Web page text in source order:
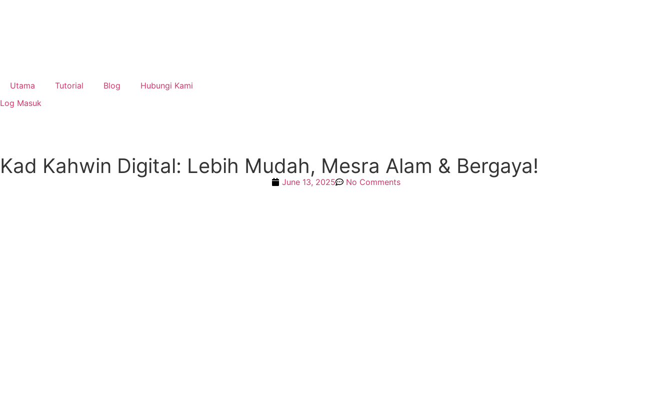
Utama Tutorial Blog
Hubungi Kami
Log Masuk
Kad Kahwin Digital: Lebih Mudah, Mesra Alam & Bergaya!
June 13, 2025 No Comments